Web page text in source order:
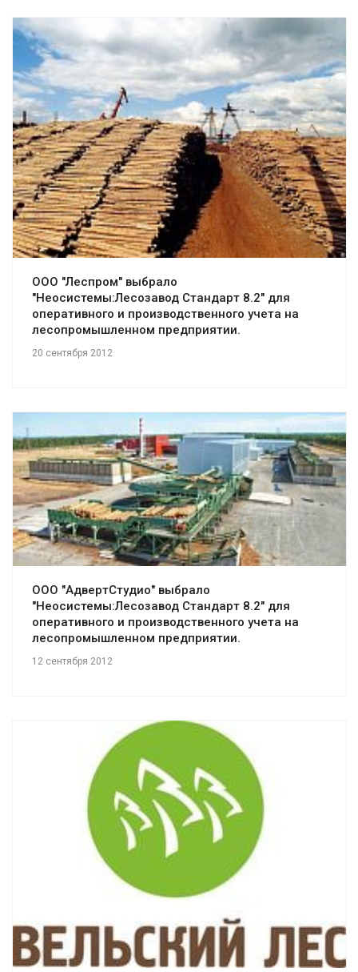
Смотреть проект
ООО "Леспром" выбрало
"Неосистемы:Лесозавод Стандарт 8.2" для
оперативного и производственного учета на
лесопромышленном предприятии.
20 сентября 2012
Смотреть проект
ООО "АдвертСтудио" выбрало
"Неосистемы:Лесозавод Стандарт 8.2" для
оперативного и производственного учета на
лесопромышленном предприятии.
12 сентября 2012
Смотреть проект